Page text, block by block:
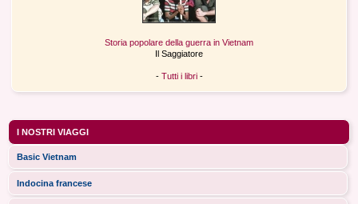
Storia popolare della guerra in Vietnam
Il Saggiatore
- Tutti i libri-
I NOSTRI VIAGGI
Basic Vietnam
Indocina francese